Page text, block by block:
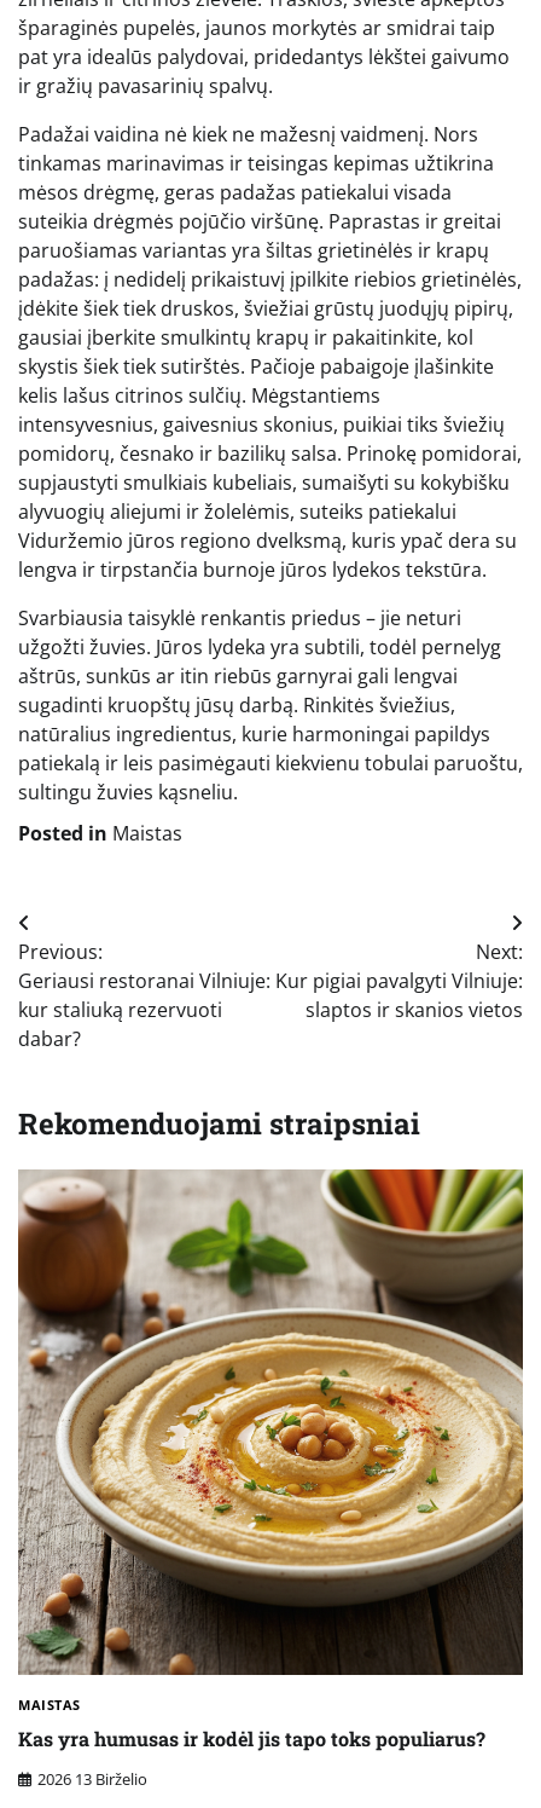
šparaginės pupelės, jaunos morkytės ar smidrai taip
pat yra idealūs palydovai, pridedantys lėkštei gaivumo
ir gražių pavasarinių spalvų.
Padažai vaidina nė kiek ne mažesnį vaidmenį. Nors
tinkamas marinavimas ir teisingas kepimas užtikrina
mėsos drėgmę, geras padažas patiekalui visada
suteikia drėgmės pojūčio viršūnę. Paprastas ir greitai
paruošiamas variantas yra šiltas grietinėlės ir krapų
padažas: į nedidelį prikaistuvį įpilkite riebios grietinėlės,
įdėkite šiek tiek druskos, šviežiai grūstų juodųjų pipirų,
gausiai įberkite smulkintų krapų ir pakaitinkite, kol
skystis šiek tiek sutirštės. Pačioje pabaigoje įlašinkite
kelis lašus citrinos sulčių. Mėgstantiems
intensyvesnius, gaivesnius skonius, puikiai tiks šviežių
pomidorų, česnako ir bazilikų salsa. Prinokę pomidorai,
supjaustyti smulkiais kubeliais, sumaišyti su kokybišku
alyvuogių aliejumi ir žolelėmis, suteiks patiekalui
Viduržemio jūros regiono dvelksmą, kuris ypač dera su
lengva ir tirpstančia burnoje jūros lydekos tekstūra.
Svarbiausia taisyklė renkantis priedus – jie neturi
užgožti žuvies. Jūros lydeka yra subtili, todėl pernelyg
aštrūs, sunkūs ar itin riebūs garnyrai gali lengvai
sugadinti kruopštų jūsų darbą. Rinkitės šviežius,
natūralius ingredientus, kurie harmoningai papildys
patiekalą ir leis pasimėgauti kiekvienu tobulai paruoštu,
sultingu žuvies kąsneliu.
Posted in Maistas
Navigacija
tarp
įrašų
Previous:
Geriausi restoranai Vilniuje:
kur staliuką rezervuoti
dabar?
Next:
Kur pigiai pavalgyti Vilniuje:
slaptos ir skanios vietos
Rekomenduojami straipsniai
MAISTAS
Kas yra humusas ir kodėl jis tapo toks populiarus?
2026 13 Birželio